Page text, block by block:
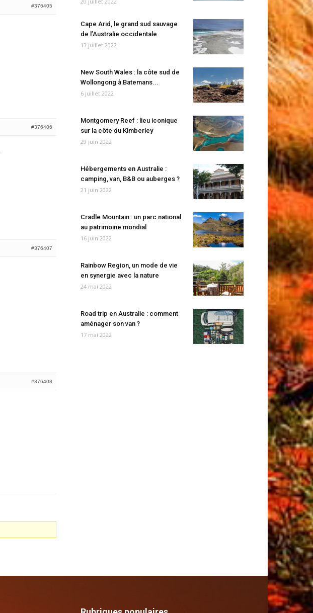
#376405
#376406
#376407
#376408
Cape Arid, le grand sud sauvage
de l’Australie occidentale
13 juillet 2022
New South Wales : la côte sud de
Wollongong à Batemans...
6 juillet 2022
Montgomery Reef : lieu iconique
sur la côte du Kimberley
29 juin 2022
Hébergements en Australie :
camping, van, B&B ou auberges ?
21 juin 2022
Cradle Mountain : un parc national
au patrimoine mondial
16 juin 2022
Rainbow Region, un mode de vie
en synergie avec la nature
24 mai 2022
Road trip en Australie : comment
aménager son van ?
17 mai 2022